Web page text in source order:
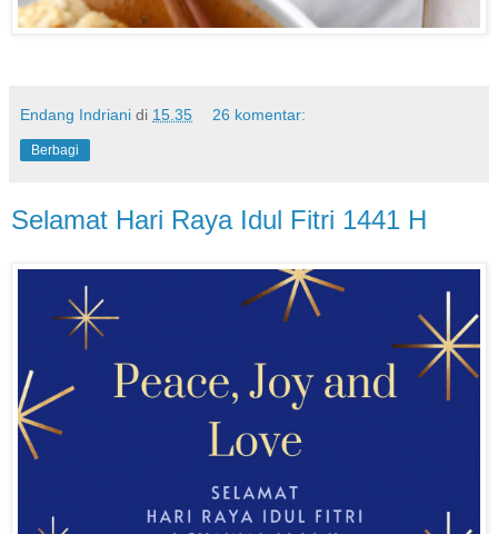
Endang Indriani di 15.35 26 komentar:
Berbagi
Selamat Hari Raya Idul Fitri 1441 H